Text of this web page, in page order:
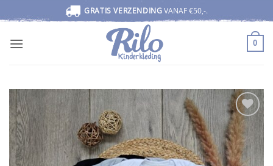
naar
inhoud
GRATIS VERZENDINGVANAF €50,-.
0
Toevoegen
aan
wenslijst